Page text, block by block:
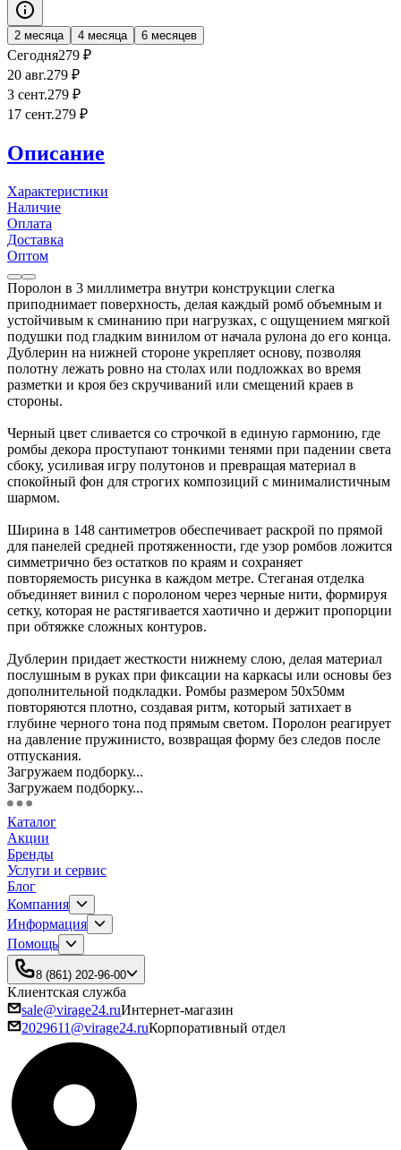
2 месяца 4 месяца 6 месяцев
Сегодня279 ₽
20 авг.279 ₽
3 сент.279 ₽
17 сент.279 ₽
Описание
Характеристики
Наличие
Оплата
Доставка
Оптом
Поролон в 3 миллиметра внутри конструкции слегка
приподнимает поверхность, делая каждый ромб объемным и
устойчивым к сминанию при нагрузках, с ощущением мягкой
подушки под гладким винилом от начала рулона до его конца.
Дублерин на нижней стороне укрепляет основу, позволяя
полотну лежать ровно на столах или подложках во время
разметки и кроя без скручиваний или смещений краев в
стороны.
Черный цвет сливается со строчкой в единую гармонию, где
ромбы декора проступают тонкими тенями при падении света
сбоку, усиливая игру полутонов и превращая материал в
спокойный фон для строгих композиций с минималистичным
шармом.
Ширина в 148 сантиметров обеспечивает раскрой по прямой
для панелей средней протяженности, где узор ромбов ложится
симметрично без остатков по краям и сохраняет
повторяемость рисунка в каждом метре. Стеганая отделка
объединяет винил с поролоном через черные нити, формируя
сетку, которая не растягивается хаотично и держит пропорции
при обтяжке сложных контуров.
Дублерин придает жесткости нижнему слою, делая материал
послушным в руках при фиксации на каркасы или основы без
дополнительной подкладки. Ромбы размером 50х50мм
повторяются плотно, создавая ритм, который затихает в
глубине черного тона под прямым светом. Поролон реагирует
на давление пружинисто, возвращая форму без следов после
отпускания.
Загружаем подборку...
Загружаем подборку...
Каталог
Акции
Бренды
Услуги и сервис
Блог
Компания
Информация
Помощь
8 (861) 202-96-00
Клиентская служба
sale@virage24.ruИнтернет-магазин
2029611@virage24.ruКорпоративный отдел